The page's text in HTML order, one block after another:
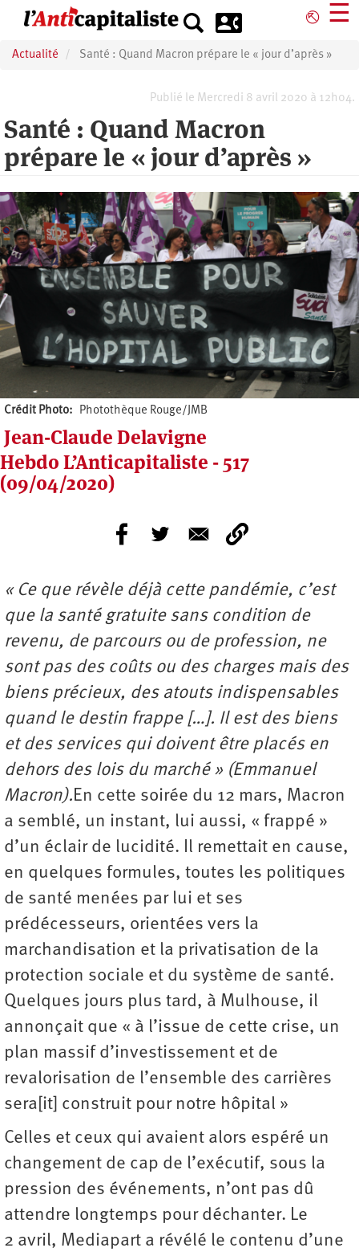
principal
⎋ ☰
Actualité Santé : Quand Macron prépare le « jour d’après »
Publié le Mercredi 8 avril 2020 à 12h04.
Santé : Quand Macron
prépare le « jour d’après »
Crédit Photo Photothèque Rouge/JMB
Jean-Claude Delavigne
Hebdo L’Anticapitaliste - 517
(09/04/2020)
« Ce que révèle déjà cette pandémie, c’est
que la santé gratuite sans condition de
revenu, de parcours ou de profession, ne
sont pas des coûts ou des charges mais des
biens précieux, des atouts indispensables
quand le destin frappe […]. Il est des biens
et des services qui doivent être placés en
dehors des lois du marché » (Emmanuel
Macron).En cette soirée du 12 mars, Macron
a semblé, un instant, lui aussi, « frappé »
d’un éclair de lucidité. Il remettait en cause,
en quelques formules, toutes les politiques
de santé menées par lui et ses
prédécesseurs, orientées vers la
marchandisation et la privatisation de la
protection sociale et du système de santé.
Quelques jours plus tard, à Mulhouse, il
annonçait que « à l’issue de cette crise, un
plan massif d’investissement et de
revalorisation de l’ensemble des carrières
sera[it] construit pour notre hôpital »
Celles et ceux qui avaient alors espéré un
changement de cap de l’exécutif, sous la
pression des événements, n’ont pas dû
attendre longtemps pour déchanter. Le
2 avril, Mediapart a révélé le contenu d’une